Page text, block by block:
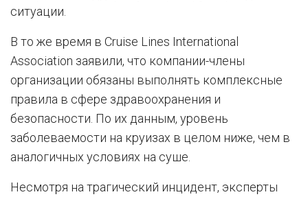
ситуации.
В то же время в Cruise Lines International
Association заявили, что компании-члены
организации обязаны выполнять комплексные
правила в сфере здравоохранения и
безопасности. По их данным, уровень
заболеваемости на круизах в целом ниже, чем в
аналогичных условиях на суше.
Несмотря на трагический инцидент, эксперты